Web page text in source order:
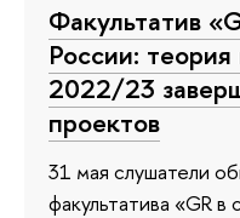
Факультатив
России:
2022/23
проектов
31 мая слушатели
факультатива «GR